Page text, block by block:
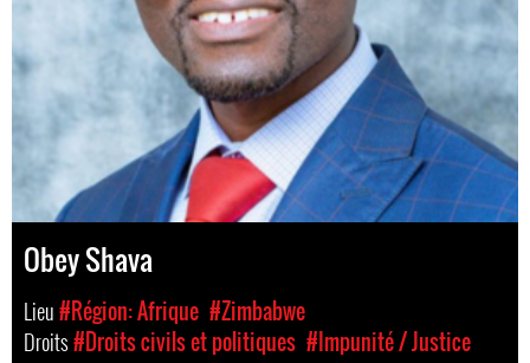
Obey Shava
Lieu#Région: Afrique #Zimbabwe
Droits#Droits civils et politiques #Impunité / Justice